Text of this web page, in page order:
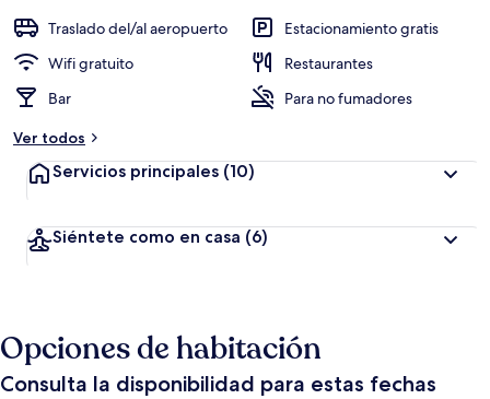
Traslado del/al aeropuerto
Estacionamiento gratis
Wifi gratuito
Restaurantes
Bar
Para no fumadores
Ver todos
Servicios principales (10)
Siéntete como en casa (6)
Opciones de habitación
Consulta la disponibilidad para estas fechas